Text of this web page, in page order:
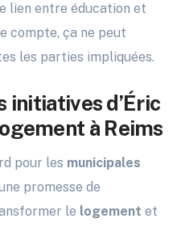
lien entre éducation et
compte, ça ne peut
les parties impliquées.
initiatives d’Éric
à Reims
pour les municipales
promesse de
le logement et